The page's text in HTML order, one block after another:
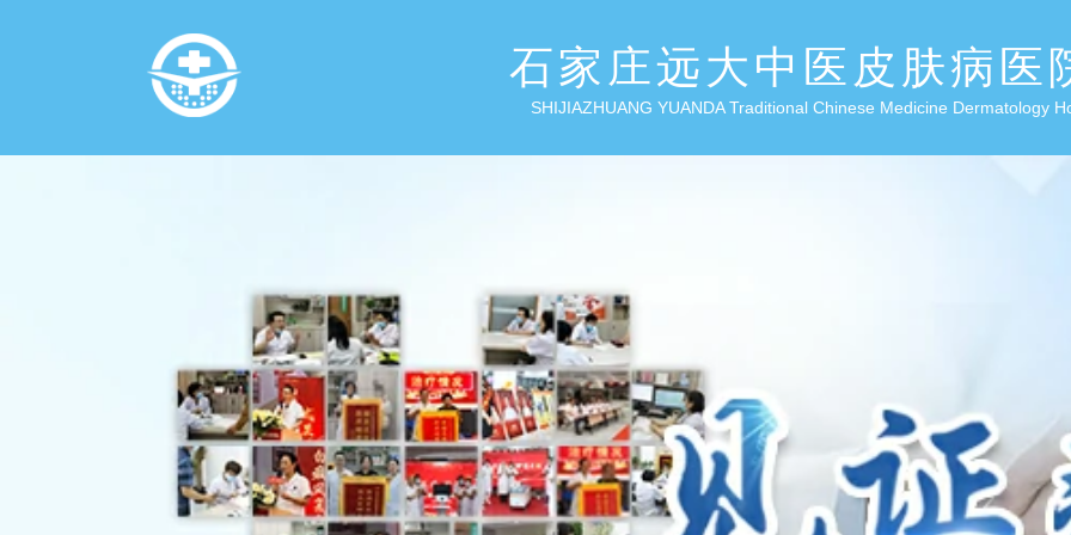
石家庄远大中医皮肤病医
SHIJIAZHUANG YUANDA Traditional Chinese Medicine Dermatology